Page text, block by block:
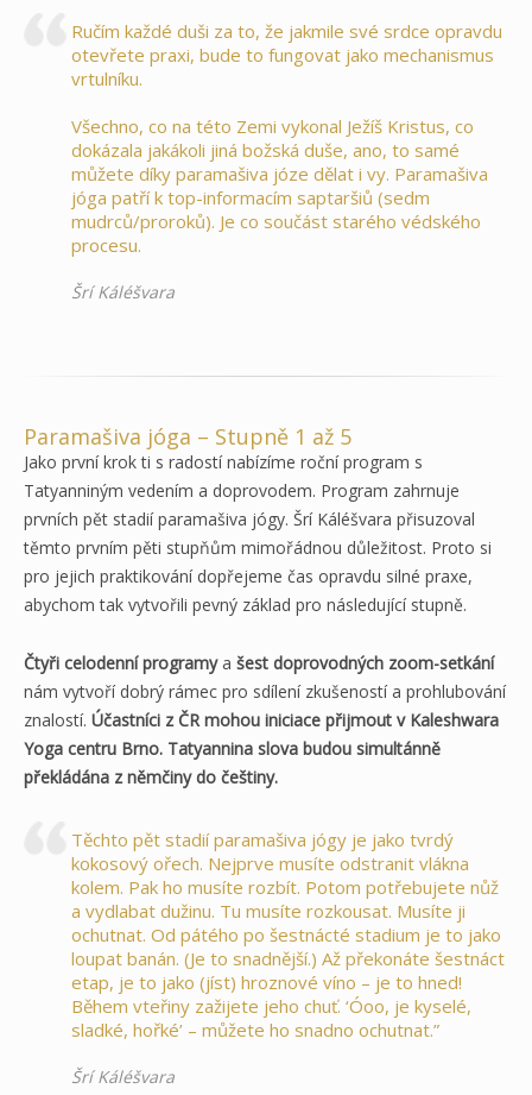
Ručím každé duši za to, že jakmile své srdce opravdu
otevřete praxi, bude to fungovat jako mechanismus
vrtulníku.
Všechno, co na této Zemi vykonal Ježíš Kristus, co
dokázala jakákoli jiná božská duše, ano, to samé
můžete díky paramašiva józe dělat i vy. Paramašiva
jóga patří k top-informacím saptaršiů (sedm
mudrců/proroků). Je co součást starého védského
procesu.
Šrí Káléšvara
Paramašiva jóga – Stupně 1 až 5
Jako první krok ti s radostí nabízíme roční program s
Tatyanniným vedením a doprovodem. Program zahrnuje
prvních pět stadií paramašiva jógy. Šrí Káléšvara přisuzoval
těmto prvním pěti stupňům mimořádnou důležitost. Proto si
pro jejich praktikování dopřejeme čas opravdu silné praxe,
abychom tak vytvořili pevný základ pro následující stupně.
Čtyři celodenní programya šest doprovodných zoom-setkání
nám vytvoří dobrý rámec pro sdílení zkušeností a prohlubování
znalostí. Účastníci z ČR mohou iniciace přijmout v Kaleshwara
Yoga centru Brno. Tatyannina slova budou simultánně
překládána z němčiny do češtiny.
Těchto pět stadií paramašiva jógy je jako tvrdý
kokosový ořech. Nejprve musíte odstranit vlákna
kolem. Pak ho musíte rozbít. Potom potřebujete nůž
a vydlabat dužinu. Tu musíte rozkousat. Musíte ji
ochutnat. Od pátého po šestnácté stadium je to jako
loupat banán. (Je to snadnější.) Až překonáte šestnáct
etap, je to jako (jíst) hroznové víno – je to hned!
Během vteřiny zažijete jeho chuť. ‘Óoo, je kyselé,
sladké, hořké’ – můžete ho snadno ochutnat.”
Šrí Káléšvara